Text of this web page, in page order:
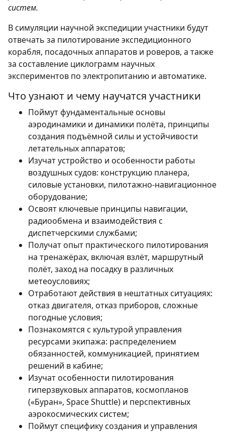
систем.
В симуляции научной экспедиции участники будут
отвечать за пилотирование экспедиционного
корабля, посадочных аппаратов и роверов, а также
за составление циклограмм научных
экспериментов по электропитанию и автоматике.
Что узнают и чему научатся участники
Поймут фундаментальные основы
аэродинамики и динамики полёта, принципы
создания подъёмной силы и устойчивости
летательных аппаратов;
Изучат устройство и особенности работы
воздушных судов: конструкцию планера,
силовые установки, пилотажно-навигационное
оборудование;
Освоят ключевые принципы навигации,
радиообмена и взаимодействия с
диспетчерскими службами;
Получат опыт практического пилотирования
на тренажёрах, включая взлёт, маршрутный
полёт, заход на посадку в различных
метеоусловиях;
Отработают действия в нештатных ситуациях:
отказ двигателя, отказ приборов, сложные
погодные условия;
Познакомятся с культурой управления
ресурсами экипажа: распределением
обязанностей, коммуникацией, принятием
решений в кабине;
Изучат особенности пилотирования
гиперзвуковых аппаратов, космопланов
(«Буран», Space Shuttle) и перспективных
аэрокосмических систем;
Поймут специфику создания и управления